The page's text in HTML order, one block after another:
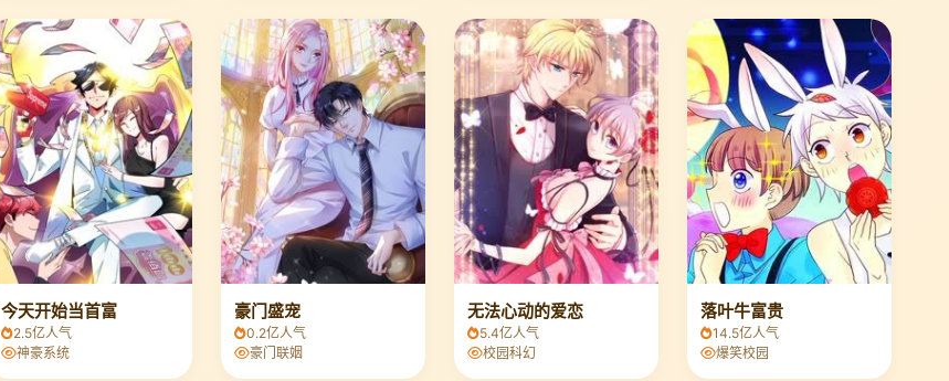
今天开始当首富
2.5亿人气
神豪系统
豪门盛宠
0.2亿人气
豪门联姻
无法心动的爱恋
5.4亿人气
校园科幻
落叶牛富贵
14.5亿人气
爆笑校园